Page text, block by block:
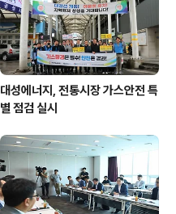
대성에너지, 전통시장 가스안전 특
별 점검 실시